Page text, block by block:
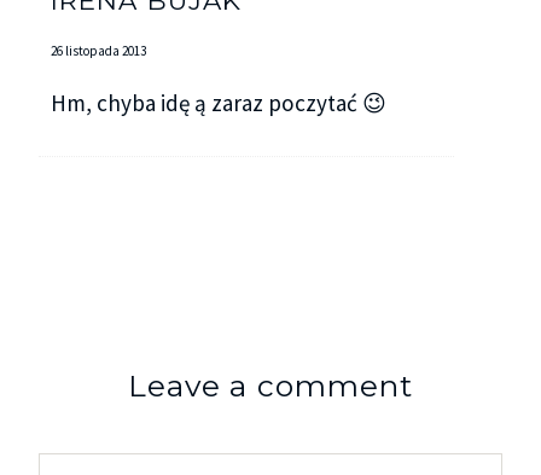
26 listopada 2013
Hm, chyba idę ą zaraz poczytać 😉
Leave a comment